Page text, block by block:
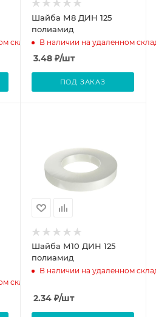
складе
Шайба М8 ДИН 125
полиамид
В наличии на удаленном
3.48₽/шт
ПОД ЗАКАЗ
складе
Шайба М10 ДИН 125
полиамид
В наличии на удаленном
2.34₽/шт